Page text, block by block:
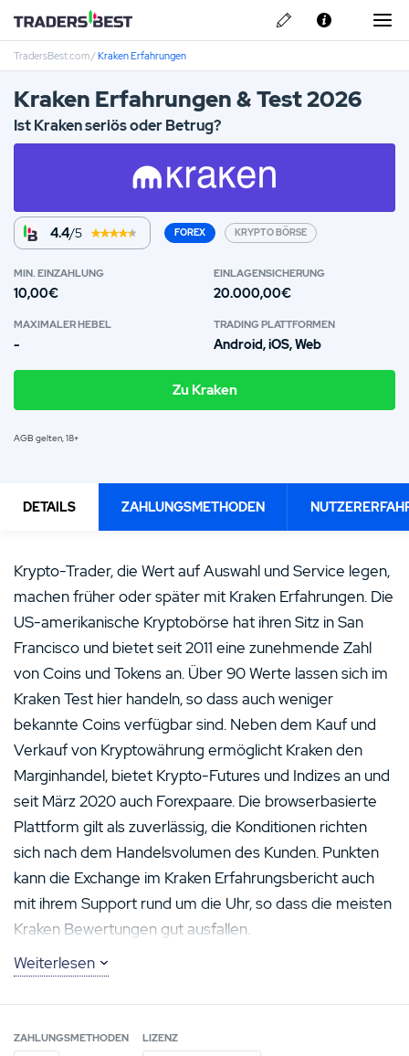
Libertex Erfahrungen
ActivTrades Erfahrungen
Über Uns
Privacy & Cookie Policy
Kontakt
TradersBest.com/Kraken Erfahrungen
Kraken Erfahrungen & Test 2026
Ist Kraken seriös oder Betrug?
FOREX KRYPTO BÖRSE
4.4/5
MIN. EINZAHLUNG
10,00€
EINLAGEN­SICHERUNG
20.000,00€
MAXIMALER HEBEL
-
TRADING PLATTFORMEN
Android, iOS, Web
Zu Kraken
AGB gelten, 18+
Mehr als 90 Coins
Kryptowährung mit Margin handeln
Hebeln von bis zu 1:5
Zu Kraken
DETAILS ZAHLUNGSMETHODEN
Krypto-Trader, die Wert auf Auswahl und Service legen,
machen früher oder später mit Kraken Erfahrungen. Die
US-amerikanische Kryptobörse hat ihren Sitz in San
Francisco und bietet seit 2011 eine zunehmende Zahl
von Coins und Tokens an. Über 90 Werte lassen sich im
Kraken Test hier handeln, so dass auch weniger
bekannte Coins verfügbar sind. Neben dem Kauf und
Verkauf von Kryptowährung ermöglicht Kraken den
Marginhandel, bietet Krypto-Futures und Indizes an und
seit März 2020 auch Forexpaare. Die browserbasierte
Plattform gilt als zuverlässig, die Konditionen richten
sich nach dem Handelsvolumen des Kunden. Punkten
kann die Exchange im Kraken Erfahrungsbericht auch
mit ihrem Support rund um die Uhr, so dass die meisten
Kraken Bewertungen gut ausfallen.
Vorteile
Sicherheitsstandard
Weiterlesen
ZAHLUNGSMETHODEN LIZENZ